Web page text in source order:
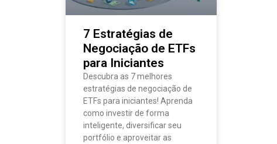
7 Estratégias de
Negociação de ETFs
para Iniciantes
Descubra as 7 melhores
estratégias de negociação de
ETFs para iniciantes! Aprenda
como investir de forma
inteligente, diversificar seu
portfólio e aproveitar as